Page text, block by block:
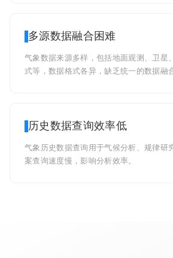
多源数据融合困难
气象数据来源多样，包括地面观测、卫星
式等，数据格式各异，缺乏统一的数据融
历史数据查询效率低
气象历史数据查询用于气候分析、规律研
案查询速度慢，影响分析效率。